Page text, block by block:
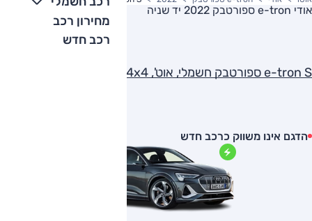
מחירון רכב
רכב חדש
אודי e-tron ספורטבק 2022 יד שניה
e-tron S ספורטבק חשמלי, אוט', 4x4
הדגם אינו משווק כרכב חדש